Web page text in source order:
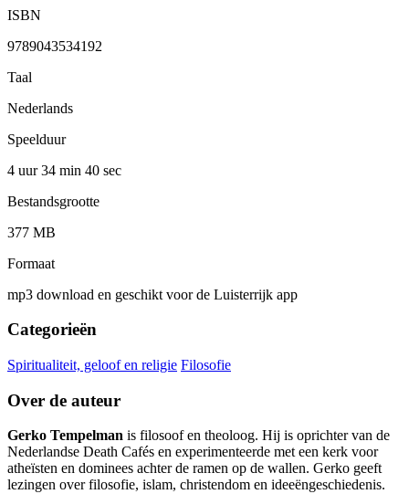
ISBN
9789043534192
Taal
Nederlands
Speelduur
4 uur 34 min 40 sec
Bestandsgrootte
377 MB
Formaat
mp3 download en geschikt voor de Luisterrijk app
Categorieën
Spiritualiteit, geloof en religie Filosofie
Over de auteur
Gerko Tempelman is filosoof en theoloog. Hij is oprichter van de
Nederlandse Death Cafés en experimenteerde met een kerk voor
atheïsten en dominees achter de ramen op de wallen. Gerko geeft
lezingen over filosofie, islam, christendom en ideeëngeschiedenis.